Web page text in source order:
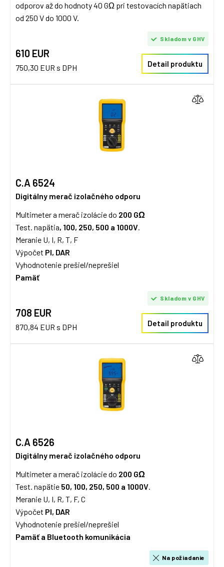
odporov až do hodnoty 40 GΩ pri testovacích napätiach
od 250 V do 1000 V.
610 EUR
750,30 EUR s DPH
Skladom v GHV
Detail produktu
C.A 6524
Digitálny merač izolačného odporu
Multimeter a merač izolácie do 200 GΩ
Test. napätia, 100, 250, 500 a 1000V.
Meranie U, I, R, T, F
Výpočet PI, DAR
Vyhodnotenie prešiel/neprešiel
Pamäť
708 EUR
870,84 EUR s DPH
Skladom v GHV
Detail produktu
C.A 6526
Digitálny merač izolačného odporu
Multimeter a merač izolácie do 200 GΩ
Test. napätie 50, 100, 250, 500 a 1000V.
Meranie U, I, R, T, F, C
Výpočet PI, DAR
Vyhodnotenie prešiel/neprešiel
Pamäť a Bluetooth komunikácia
Na požiadanie